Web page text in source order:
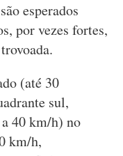
esperados
por vezes fortes,
(até 30
sul,
40 km/h) no
km/h,